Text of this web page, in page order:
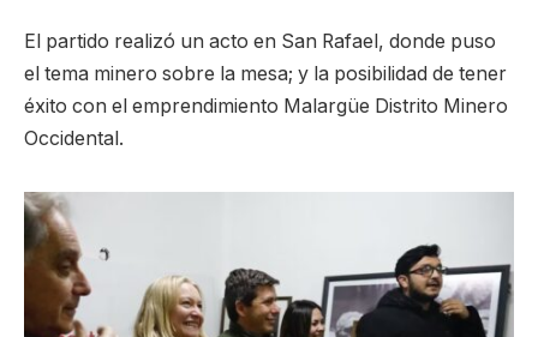
El partido realizó un acto en San Rafael, donde puso
el tema minero sobre la mesa; y la posibilidad de tener
éxito con el emprendimiento Malargüe Distrito Minero
Occidental.